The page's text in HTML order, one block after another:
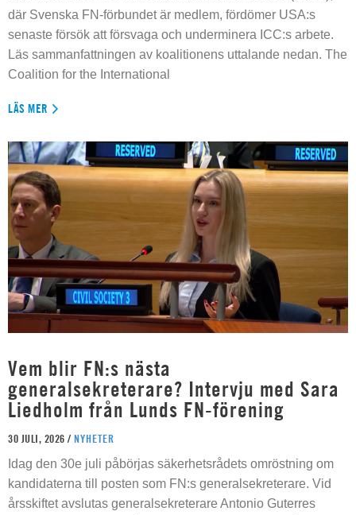
där Svenska FN-förbundet är medlem, fördömer USA:s
senaste försök att försvaga och underminera ICC:s arbete.
Läs sammanfattningen av koalitionens uttalande nedan. The
Coalition for the International
LÄS MER
Vem blir FN:s nästa
generalsekreterare? Intervju med Sara
Liedholm från Lunds FN-förening
30 JULI, 2026 / NYHETER
Idag den 30e juli påbörjas säkerhetsrådets omröstning om
kandidaterna till posten som FN:s generalsekreterare. Vid
årsskiftet avslutas generalsekreterare Antonio Guterres